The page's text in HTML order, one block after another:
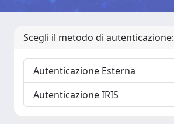
Scegli il metodo di autenticazione:
Autenticazione Esterna
Autenticazione IRIS